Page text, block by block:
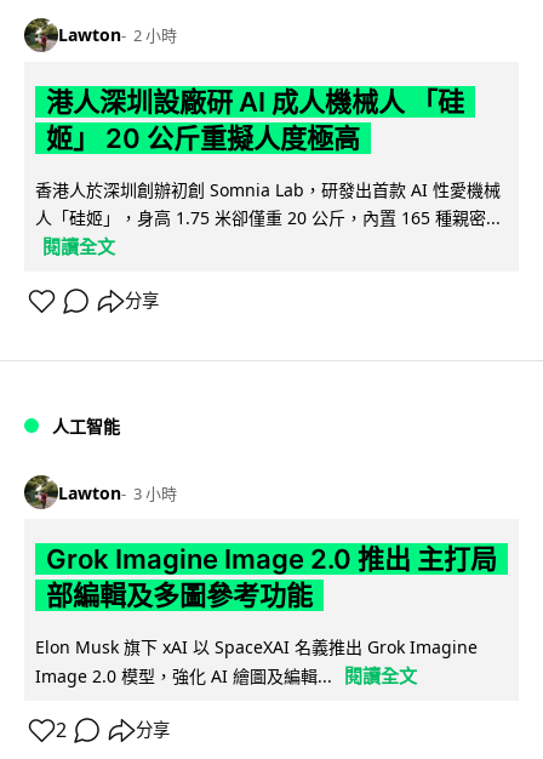
Lawton 2 小時
港人深圳設廠研 AI 成人機械人 「硅
姬」 20 公斤重擬人度極高
香港人於深圳創辦初創 Somnia Lab，研發出首款 AI 性愛機械
人「硅姬」，身高 1.75 米卻僅重 20 公斤，內置 165 種親密...
閱讀全文
分享
人工智能
Lawton 3 小時
Grok Imagine Image 2.0 推出 主打局
部編輯及多圖參考功能
Elon Musk 旗下 xAI 以 SpaceXAI 名義推出 Grok Imagine
Image 2.0 模型，強化 AI 繪圖及編輯...
閱讀全文
2 分享